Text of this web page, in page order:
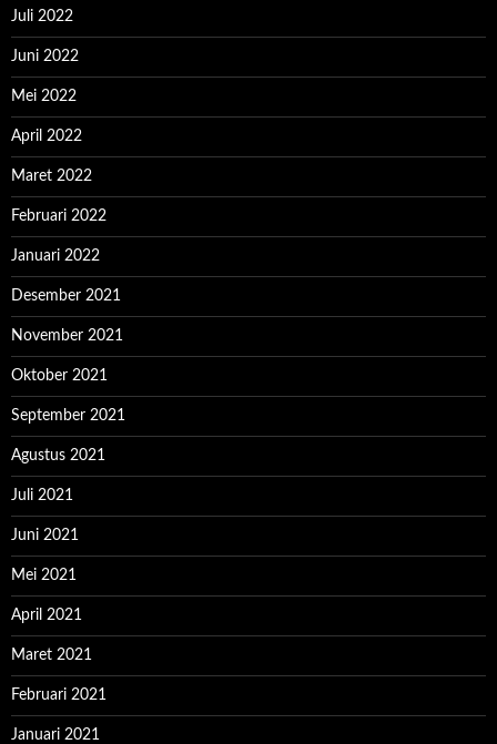
Juli 2022
Juni 2022
Mei 2022
April 2022
Maret 2022
Februari 2022
Januari 2022
Desember 2021
November 2021
Oktober 2021
September 2021
Agustus 2021
Juli 2021
Juni 2021
Mei 2021
April 2021
Maret 2021
Februari 2021
Januari 2021